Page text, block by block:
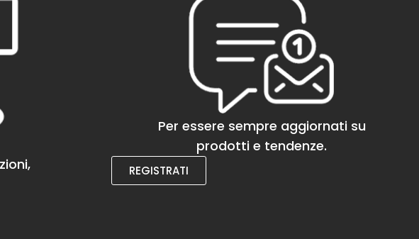
Per essere sempre aggiornati su
prodotti e tendenze.
REGISTRATI